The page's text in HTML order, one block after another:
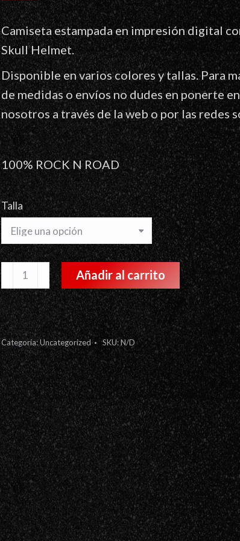
Camiseta estampada en impresión digital
Skull Helmet.
Disponible en varios colores y tallas. Para
de medidas o envíos no dudes en ponerte
nosotros a través de la web o por las redes
100% ROCK N ROAD
Talla
Camiseta
Skull
Helmet
cantidad
Añadir al carrito
Categoría:Uncategorized SKU:N/D